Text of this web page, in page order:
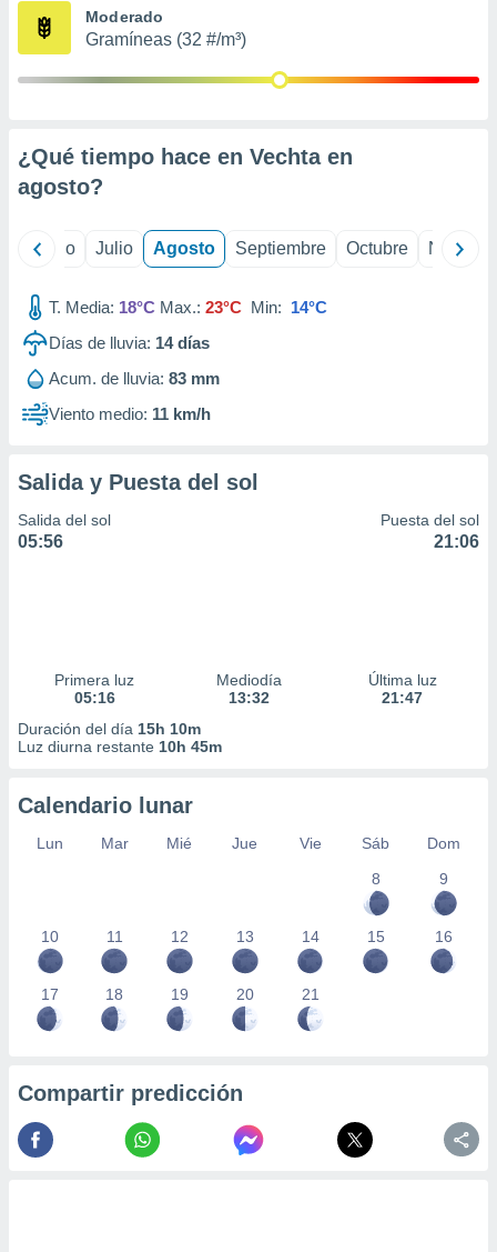
publicidad
1199
Moderado
Gramíneas (32 #/m³)
¿Qué tiempo hace en Vechta en
agosto?
Junio Julio Agosto Septiembre Octubre
T. Media: 18°C Max.: 23°C Min: 14°C
Días de lluvia: 14días
Acum. de lluvia: 83 mm
Viento medio: 11 km/h
Salida y Puesta del sol
Salida del sol
05:56
Puesta del sol
21:06
Primera luz
05:16
Mediodía
13:32
Última luz
21:47
Duración del día 15h 10m
Luz diurna restante 10h 45m
Calendario lunar
Lun Mar Mié Jue Vie Sáb
Dom
8
9
10 11 12 13 14 15 16
17 18 19 20 21
Compartir predicción